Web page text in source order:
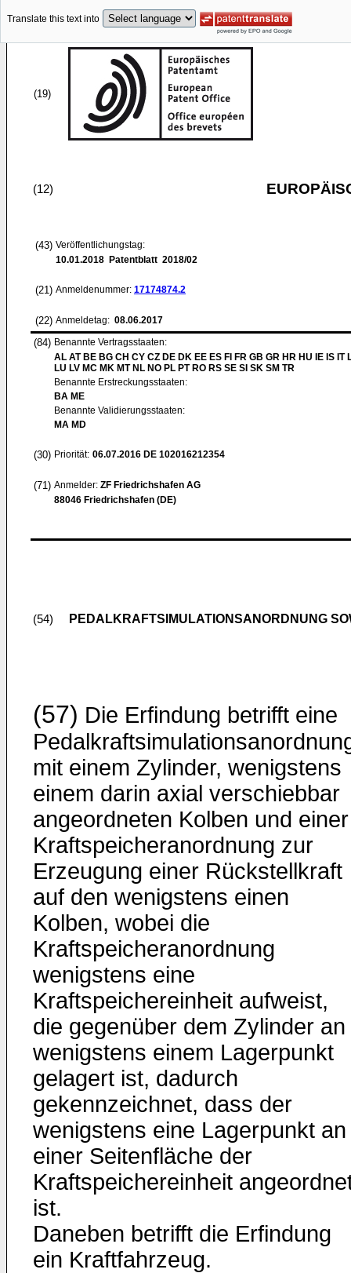
Translate this text into
(19)
(12)
(43) Veröffentlichungstag:
10.01.2018 Patentblatt 2018/02
(21) Anmeldenummer: 17174874.2
(22) Anmeldetag: 08.06.2017
(84) Benannte Vertragsstaaten:
AL AT BE BG CH CY CZ DE DK EE ES FI FR GB GR HR HU IE IS IT
LU LV MC MK MT NL NO PL PT RO RS SE SI SK SM TR
Benannte Erstreckungsstaaten:
BA ME
Benannte Validierungsstaaten:
MA MD
(30) Priorität: 06.07.2016 DE 102016212354
(71) Anmelder: ZF Friedrichshafen AG
88046 Friedrichshafen (DE)
(54) PEDALKRAFTSIMULATIONSANORDNUNG
(57) Die Erfindung betrifft eine
mit einem Zylinder, wenigstens
einem darin axial verschiebbar
angeordneten Kolben und einer
Kraftspeicheranordnung zur
Erzeugung einer Rückstellkraft
auf den wenigstens einen
Kolben, wobei die
Kraftspeicheranordnung
wenigstens eine
Kraftspeichereinheit aufweist,
die gegenüber dem Zylinder an
wenigstens einem Lagerpunkt
gelagert ist, dadurch
gekennzeichnet, dass der
wenigstens eine Lagerpunkt an
einer Seitenfläche der
Kraftspeichereinheit
ist.
Daneben betrifft die Erfindung
ein Kraftfahrzeug.